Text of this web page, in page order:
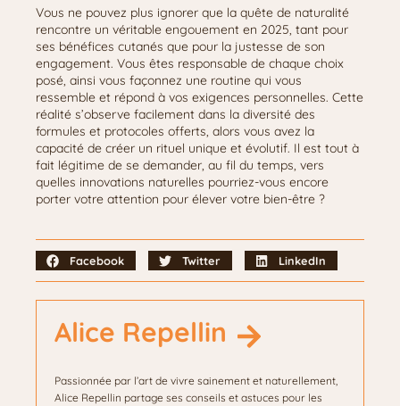
Vous ne pouvez plus ignorer que la quête de naturalité
rencontre un véritable engouement en 2025, tant pour
ses bénéfices cutanés que pour la justesse de son
engagement. Vous êtes responsable de chaque choix
posé, ainsi vous façonnez une routine qui vous
ressemble et répond à vos exigences personnelles. Cette
réalité s’observe facilement dans la diversité des
formules et protocoles offerts, alors vous avez la
capacité de créer un rituel unique et évolutif. Il est tout à
fait légitime de se demander, au fil du temps, vers
quelles innovations naturelles pourriez-vous encore
porter votre attention pour élever votre bien-être ?
Facebook Twitter LinkedIn
Alice Repellin
Passionnée par l’art de vivre sainement et naturellement,
Alice Repellin partage ses conseils et astuces pour les